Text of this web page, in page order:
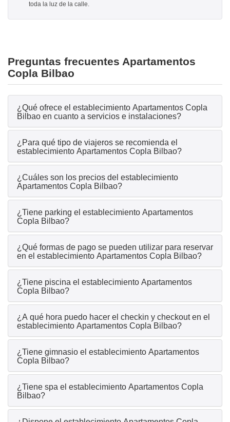
toda la luz de la calle.
Preguntas frecuentes Apartamentos
Copla Bilbao
¿Qué ofrece el establecimiento Apartamentos Copla
Bilbao en cuanto a servicios e instalaciones?
¿Para qué tipo de viajeros se recomienda el
establecimiento Apartamentos Copla Bilbao?
¿Cuáles son los precios del establecimiento
Apartamentos Copla Bilbao?
¿Tiene parking el establecimiento Apartamentos
Copla Bilbao?
¿Qué formas de pago se pueden utilizar para reservar
en el establecimiento Apartamentos Copla Bilbao?
¿Tiene piscina el establecimiento Apartamentos
Copla Bilbao?
¿A qué hora puedo hacer el checkin y checkout en el
establecimiento Apartamentos Copla Bilbao?
¿Tiene gimnasio el establecimiento Apartamentos
Copla Bilbao?
¿Tiene spa el establecimiento Apartamentos Copla
Bilbao?